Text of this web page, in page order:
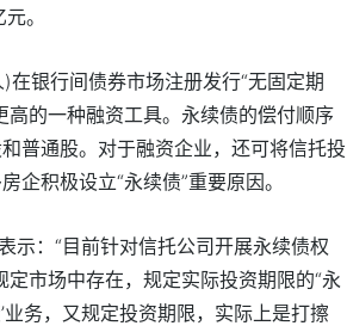
。
在银行间债券市场注册发行“无固定期
的一种融资工具。永续债的偿付顺序
普通股。对于融资企业，还可将信托投
企积极设立“永续债”重要原因。
示：“目前针对信托公司开展永续债权
市场中存在，规定实际投资期限的“永
业务，又规定投资期限，实际上是打擦